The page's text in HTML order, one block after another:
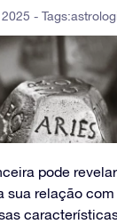
- Tags:
pode
sua relação com